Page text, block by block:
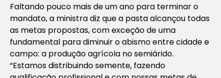
Faltando pouco mais de um ano para terminar o
mandato, a ministra diz que a pasta alcançou todas
as metas propostas, com exceção de uma
fundamental para diminuir o abismo entre cidade e
campo: a produção agrícola no semiárido.
“Estamos distribuindo semente, fazendo